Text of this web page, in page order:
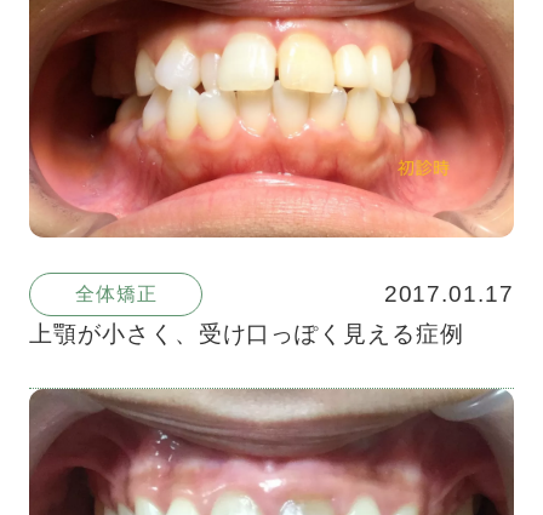
全体矯正
2017.01.17
上顎が小さく、受け口っぽく見える症例